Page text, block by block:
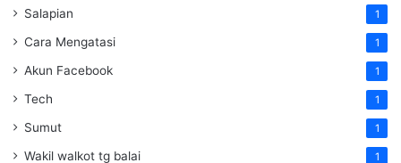
Salapian 1
Cara Mengatasi 1
Akun Facebook 1
Tech 1
Sumut 1
Wakil walkot tg balai 1